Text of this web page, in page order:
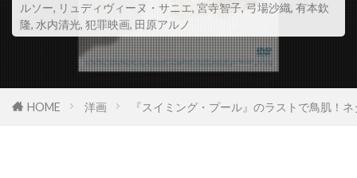
スコット・アレクサンダー
スコット・グレン
スコット・コルク
スコット・シェパード
スコット・シルヴァー
スコット・ジョプリン
スコット・トーマス
スコット・ノイスタッター
ルソー, リュディヴィーヌ・サニエ, 宮寺智子, 弓場沙織, 有本欽
隆, 水内清光, 犯罪映画, 田原アルノ
HOME 洋画 『スイミング・プール』のラストで鳥肌！